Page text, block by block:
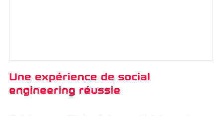
Une expérience de social
engineering réussie